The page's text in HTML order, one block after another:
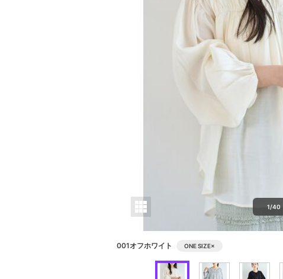
1/40
001オフホワイト ONE SIZE×